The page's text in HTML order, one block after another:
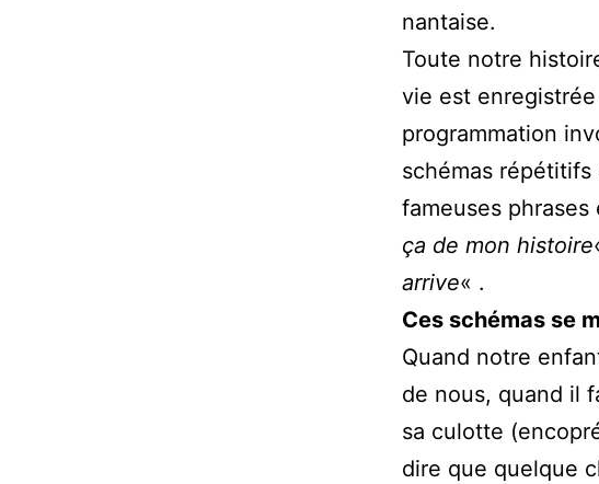
nantaise.
Toute notre
vie est
programmation
schémas
fameuses
ça de mon histoire
arrive« .
Ces schémas se
Quand notre
de nous, quand il
sa culotte
dire que quelque